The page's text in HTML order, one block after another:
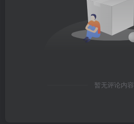
暂无评论内容